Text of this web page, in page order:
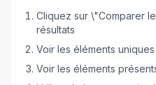
Cliquez sur \"Comparer
résultats
Voir les éléments
Voir les éléments